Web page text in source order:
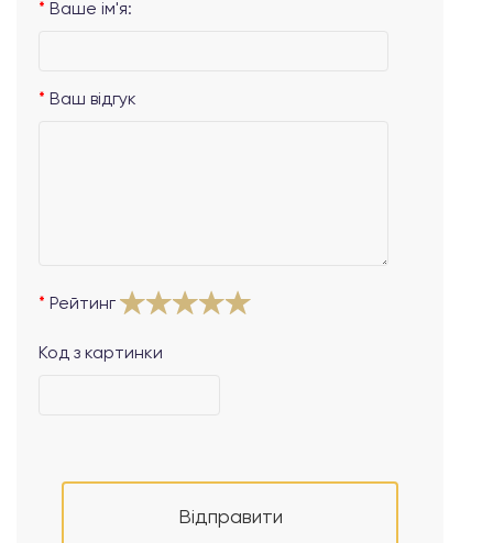
Ваше ім'я:
Ваш відгук
Рейтинг
Код з картинки
Відправити